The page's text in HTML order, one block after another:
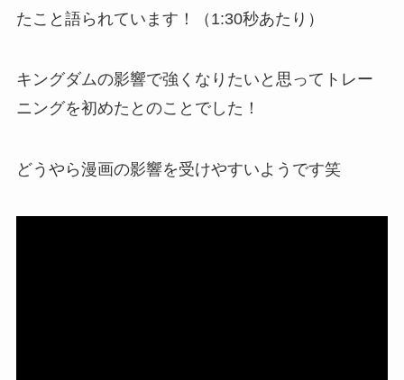
たこと語られています！（1:30秒あたり）
キングダムの影響で強くなりたいと思ってトレー
ニングを初めたとのことでした！
どうやら漫画の影響を受けやすいようです笑